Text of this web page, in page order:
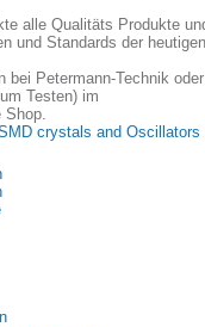
alle Qualitäts Produkte
und Standards der heutigen
bei Petermann-Technik oder
Testen) im
Shop.
crystals and Oscillators